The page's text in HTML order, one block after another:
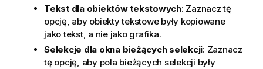
Tekst dla obiektów tekstowych: Zaznacz tę
opcję, aby obiekty tekstowe były kopiowane
jako tekst, a nie jako grafika.
Selekcje dla okna bieżących selekcji: Zaznacz
tę opcję, aby pola bieżących selekcji były